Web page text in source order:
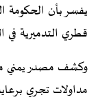
يفسر بأن
قطري التدميرية في
وكشف مصدر يمني
مداولات تجري